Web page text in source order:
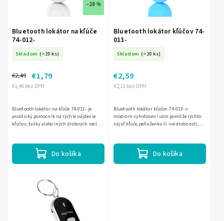
–28 %
Bluetooth lokátor na kľúče
74-012-
Skladom (>20 ks)
€1,46 bez DPH
€2,49 €1,79
Do košíka
Bluetooth lokátor na kľúče 74-012- je
praktický pomocník na rýchle nájdenie
kľúčov, tašky alebo iných drobných vecí.
Bluetooth lokátor kľúčov 74-
013-
Skladom (>20 ks)
€2,11 bez DPH
€2,59
Do košíka
Bluetooth lokátor kľúčov 74-013- v
modrom vyhotovení vám pomôže rýchlo
nájsť kľúče, peňaženku či iné drobnosti,